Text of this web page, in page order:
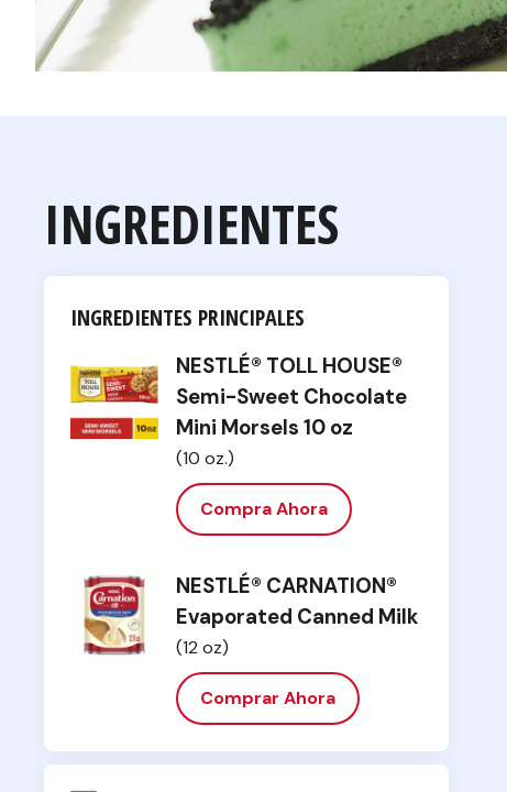
INGREDIENTES
INGREDIENTES PRINCIPALES
NESTLÉ® TOLL HOUSE®
Semi-Sweet Chocolate
Mini Morsels 10 oz
(10 oz.)
Compra Ahora
NESTLÉ® CARNATION®
Evaporated Canned Milk
(12 oz)
Comprar Ahora